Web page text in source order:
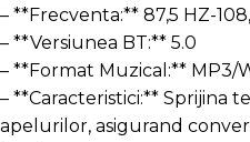
– **Frecventa:** 87,5 HZ-
– **Versiunea BT:** 5.0
– **Format Muzical:** MP3/
– **Caracteristici:** Sprijina
apelurilor, asigurand